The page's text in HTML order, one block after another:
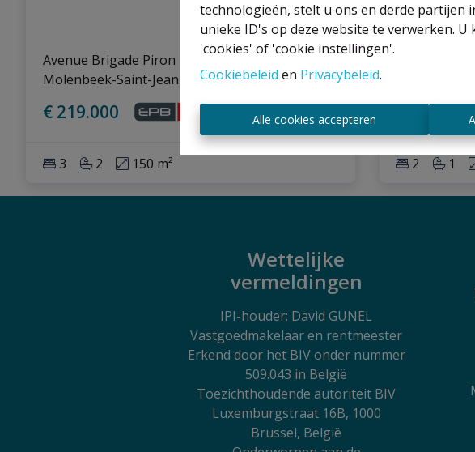
technologieën, stelt u ons en derde partijen
unieke ID's op deze website te verwerken.
'cookies' of 'cookie instellingen'.
Cookiebeleid en Privacybeleid.
Alle cookies accepteren
Avenue Brigade Piron 147 ET3-4, 1080
Molenbeek-Saint-Jean
Ref: 2867
€ 219.000
3 2 150 m²
Avenue
2 1
Wettelijke
vermeldingen
IPI-houder: David GUNEL
Vastgoedmakelaar en rentmeester
Erkend door het BIV onder nummer
509.043 in België
Toezichthoudende autoriteit BIV
Luxemburgstraat 16B, 1000
Brussel, België